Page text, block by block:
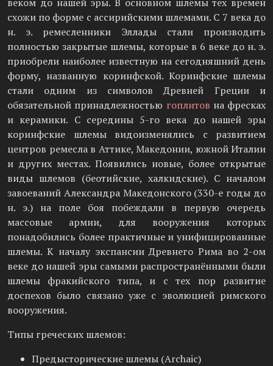
схожи по форме с ассирийскими шлемами. С 7 века до
н. э. ремесленники Эллады стали производить
полностью закрытые шлемы, которые в 6 веке до н. э.
приобрели наиболее известную на сегодняшний день
форму, названную коринфской. Коринфские шлемы
стали одним из символов Древней Греции и
обязательной принадлежностью гоплитов на фресках
и керамики. С середины 5-го века до нашей эры
коринфские шлемы видоизменялись с развитием
центров ремесла в Аттике, Македонии, южной Италии
и других местах. Появились новые, более открытые
виды шлемов (беотийские, халкидские). С началом
завоеваний Александра Македонского (330-е годы до
н. э.) на поле боя побеждали в первую очередь
массовые армии, для вооружения которых
понадобились более практичные и унифицированные
шлемы. К началу экспансии Древнего Рима во 2-ом
веке до нашей эры самыми распространёнными были
шлемы фракийского типа, и с тех пор развитие
доспехов было связано уже с эволюцией римского
вооружения.
Типы греческих шлемов:
Предысторические шлемы (Archaic)